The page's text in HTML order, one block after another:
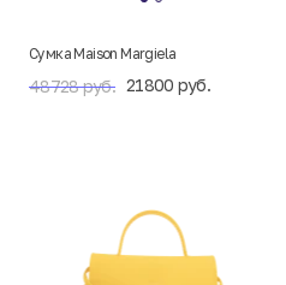
Сумка Maison Margiela
48728 руб. 21800 руб.